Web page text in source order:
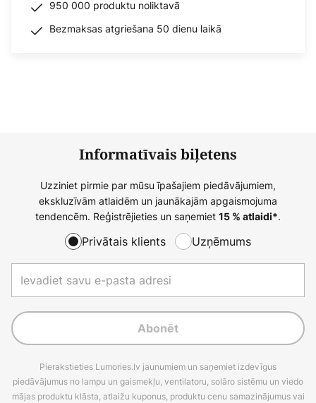
950 000 produktu noliktavā
Bezmaksas atgriešana 50 dienu laikā
Informatīvais biļetens
Uzziniet pirmie par mūsu īpašajiem piedāvājumiem,
ekskluzīvām atlaidēm un jaunākajām apgaismojuma
tendencēm. Reģistrējieties un saņemiet 15 % atlaidi*.
Privātais klients Uzņēmums
Abonēt
Pierakstieties Lumories.lv jaunumiem un saņemiet izdevīgus
piedāvājumus no lampu un gaismekļu, ventilatoru, solāro sistēmu un viedo
mājas produktu klāsta, atlaižu kuponus, produktu cenu samazinājumus vai